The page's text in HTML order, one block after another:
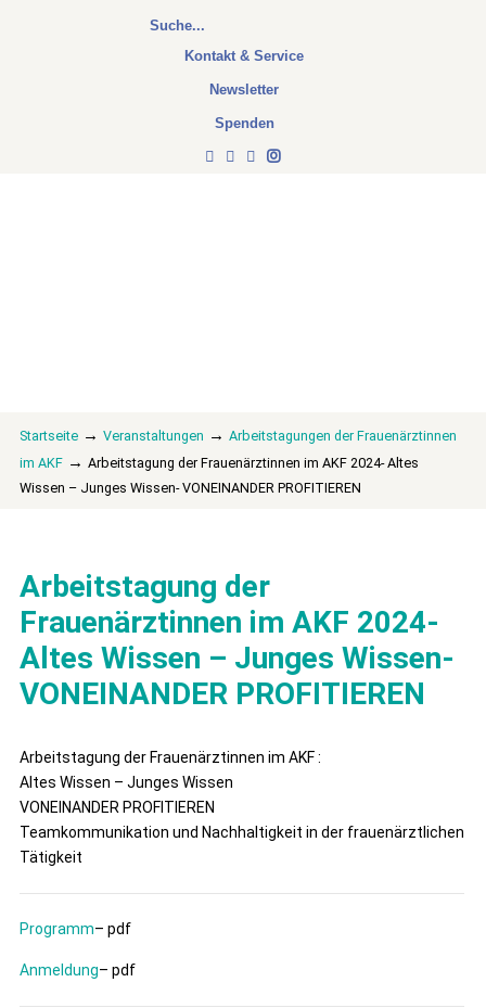
Kontakt & Service
Newsletter
Spenden
Startseite → Veranstaltungen → Arbeitstagungen der Frauenärztinnen
im AKF → Arbeitstagung der Frauenärztinnen im AKF 2024- Altes
Wissen – Junges Wissen- VONEINANDER PROFITIEREN
Arbeitstagung der
Frauenärztinnen im AKF 2024-
Altes Wissen – Junges Wissen-
VONEINANDER PROFITIEREN
Arbeitstagung der Frauenärztinnen im AKF :
Altes Wissen – Junges Wissen
VONEINANDER PROFITIEREN
Teamkommunikation und Nachhaltigkeit in der frauenärztlichen
Tätigkeit
Programm– pdf
Anmeldung– pdf